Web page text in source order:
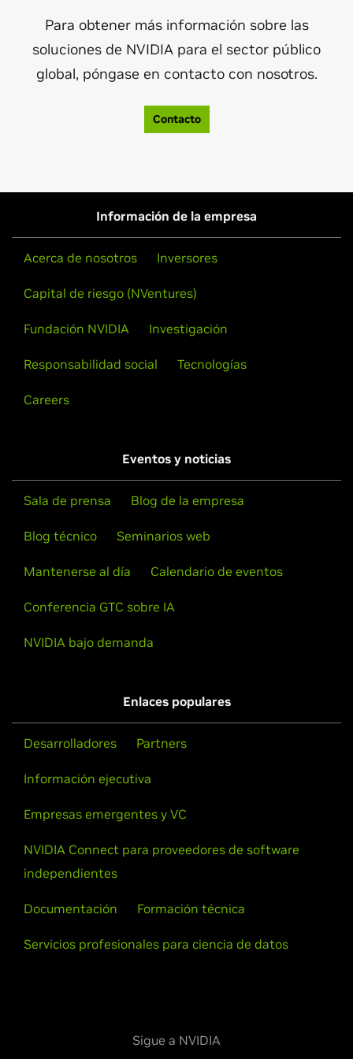
Para obtener más información sobre las
soluciones de NVIDIA para el sector público
global, póngase en contacto con nosotros.
Contacto
Información de la empresa
Acerca de nosotros Inversores
Capital de riesgo (NVentures)
Fundación NVIDIA Investigación
Responsabilidad social Tecnologías
Careers
Eventos y noticias
Sala de prensa Blog de la empresa
Blog técnico Seminarios web
Mantenerse al día Calendario de eventos
Conferencia GTC sobre IA
NVIDIA bajo demanda
Enlaces populares
Desarrolladores Partners
Información ejecutiva
Empresas emergentes y VC
NVIDIA Connect para proveedores de software
independientes
Documentación Formación técnica
Servicios profesionales para ciencia de datos
Sigue a NVIDIA